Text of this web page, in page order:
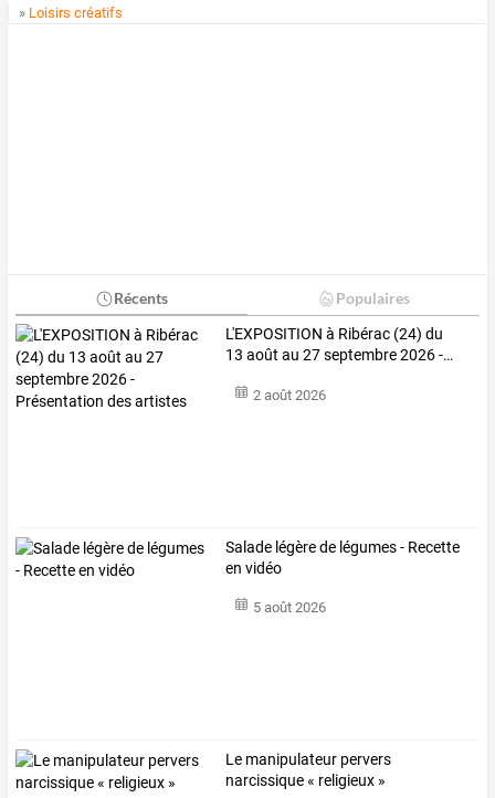
» Loisirs créatifs
Récents Populaires
L'EXPOSITION à Ribérac (24) du
13 août au 27septembre2026-…
2 août 2026
Salade légère de légumes - Recette
en vidéo
5 août 2026
Le manipulateur pervers
narcissique « religieux »